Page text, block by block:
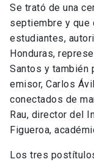
Se trató de una
septiembre y que
estudiantes,
Honduras,
Santos y también
emisor, Carlos
conectados de
Rau, director del
Figueroa,
Los tres